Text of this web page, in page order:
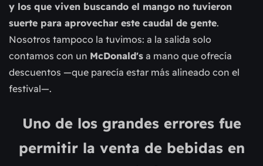
y los que viven buscando el mango no tuvieron
suerte para aprovechar este caudal de gente.
Nosotros tampoco la tuvimos: a la salida solo
contamos con un McDonald's a mano que ofrecía
descuentos —que parecía estar más alineado con el
festival—.
Uno de los grandes errores fue
permitir la venta de bebidas en